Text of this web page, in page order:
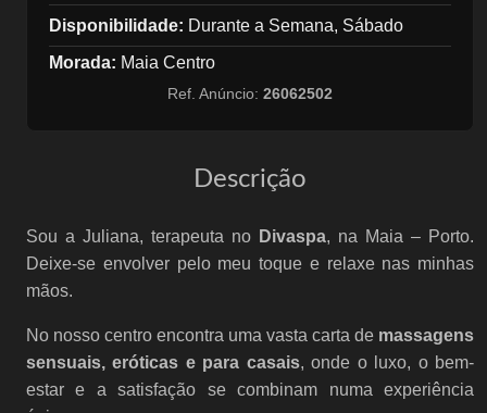
Disponibilidade: Durante a Semana, Sábado
Morada: Maia Centro
Ref. Anúncio: 26062502
Descrição
Sou a Juliana, terapeuta no Divaspa, na Maia – Porto.
Deixe-se envolver pelo meu toque e relaxe nas minhas
mãos.
No nosso centro encontra uma vasta carta de massagens
sensuais, eróticas e para casais, onde o luxo, o bem-
estar e a satisfação se combinam numa experiência